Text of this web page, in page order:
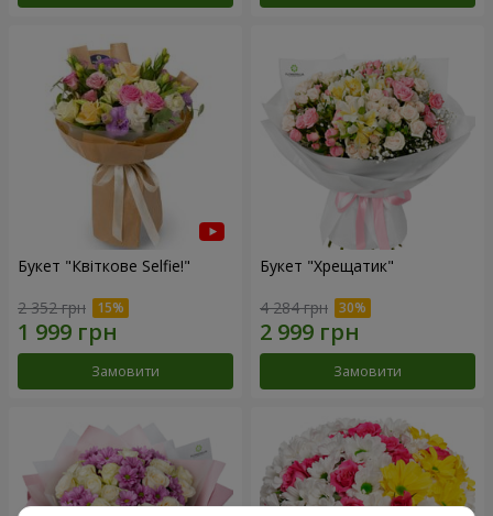
Букет "Квіткове Selfie!"
2 352 грн
Замовити
Букет "Хрещатик"
4 284 грн
Замовити